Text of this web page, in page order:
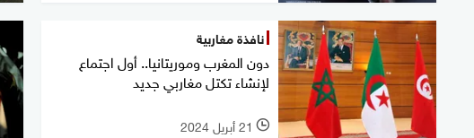
نافذة مغاربية
دون المغرب وموريتانيا.. أول اجتماع
لإنشاء تكتل مغاربي جديد
l 21 أبريل 2024